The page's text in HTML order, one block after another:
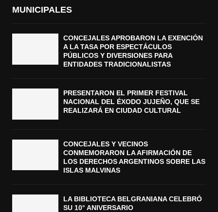
MUNICIPALES
CONCEJALES APROBARON LA EXENCIÓN
A LA TASA POR ESPECTÁCULOS
PÚBLICOS Y DIVERSIONES PARA
ENTIDADES TRADICIONALISTAS
PRESENTARON EL PRIMER FESTIVAL
NACIONAL DEL ÉXODO JUJEÑO, QUE SE
REALIZARÁ EN CIUDAD CULTURAL
CONCEJALES Y VECINOS
CONMEMORARON LA AFIRMACIÓN DE
LOS DERECHOS ARGENTINOS SOBRE LAS
ISLAS MALVINAS
LA BIBLIOTECA BELGRANIANA CELEBRÓ
SU 10° ANIVERSARIO